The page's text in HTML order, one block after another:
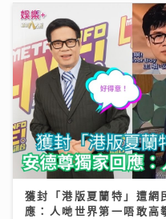
獲封「港版夏蘭特」遭
應：人哋世界第一唔敢高